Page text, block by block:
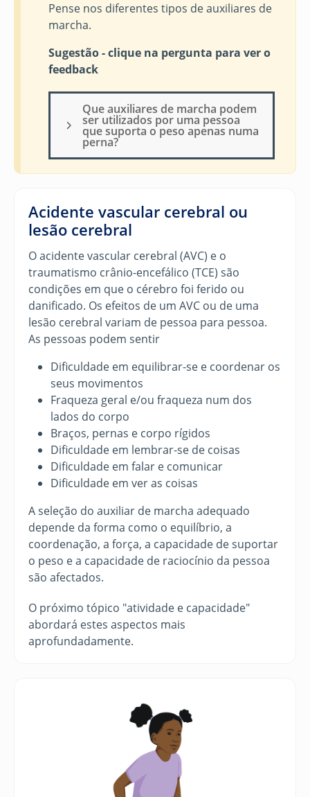
Pense nos diferentes tipos de auxiliares de
marcha.
Sugestão - clique na pergunta para ver o
feedback
Que auxiliares de marcha podem
ser utilizados por uma pessoa
que suporta o peso apenas numa
perna?
Acidente vascular cerebral ou
lesão cerebral
O acidente vascular cerebral (AVC) e o
traumatismo crânio-encefálico (TCE) são
condições em que o cérebro foi ferido ou
danificado. Os efeitos de um AVC ou de uma
lesão cerebral variam de pessoa para pessoa.
As pessoas podem sentir
Dificuldade em equilibrar-se e coordenar os
seus movimentos
Fraqueza geral e/ou fraqueza num dos
lados do corpo
Braços, pernas e corpo rígidos
Dificuldade em lembrar-se de coisas
Dificuldade em falar e comunicar
Dificuldade em ver as coisas
A seleção do auxiliar de marcha adequado
depende da forma como o equilíbrio, a
coordenação, a força, a capacidade de suportar
o peso e a capacidade de raciocínio da pessoa
são afectados.
O próximo tópico "atividade e capacidade"
abordará estes aspectos mais
aprofundadamente.